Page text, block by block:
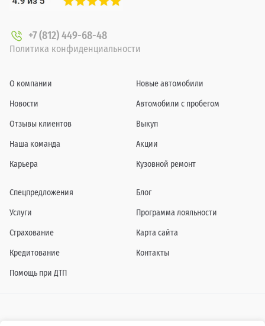
+7 (812) 449-68-48
Политика конфиденциальности
О компании
Новости
Отзывы клиентов
Наша команда
Карьера
Новые автомобили
Автомобили с пробегом
Выкуп
Акции
Кузовной ремонт
Спецпредложения
Услуги
Страхование
Кредитование
Помощь при ДТП
Блог
Программа лояльности
Карта сайта
Контакты